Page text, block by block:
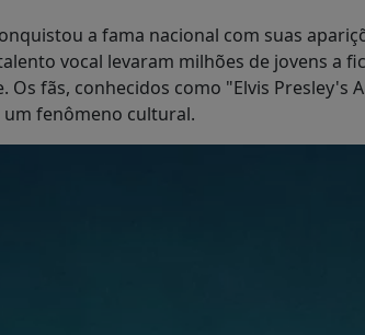
a fama nacional com suas
vocal levaram milhões de jovens a
Os fãs, conhecidos como "Elvis Presley's
fenômeno cultural.